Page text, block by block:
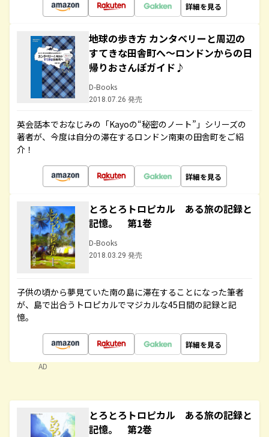
詳細を見る
地球の歩き方 カンタベリーと周辺の
すてきな田舎町へ～ロンドンからの日
帰りおさんぽガイド♪
D-Books
2018.07.26 発売
英会話本でおなじみの「Kayoの“秘密のノート”」シリーズの
著者が、今度は自分の滞在するロンドン南東の田舎町をご紹
介！
詳細を見る
とろとろトロピカル ある旅の記録と
記憶。 第1巻
D-Books
2018.03.29 発売
子供の頃から夢見ていた南の島に滞在することになった筆者
が、島で出合うトロピカルでマジカルな45日間の記録と記
憶。
詳細を見る
AD
とろとろトロピカル ある旅の記録と
記憶。 第2巻